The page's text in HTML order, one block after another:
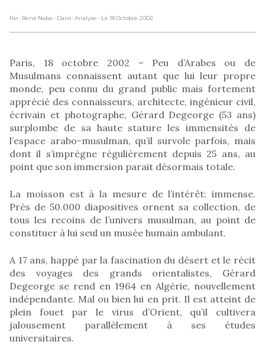
Par : René Naba - Dans : Analyse - Le 18 Octobre 2002
Paris, 18 octobre 2002 – Peu d’Arabes ou de
Musulmans connaissent autant que lui leur propre
monde, peu connu du grand public mais fortement
apprécié des connaisseurs, architecte, ingénieur civil,
écrivain et photographe, Gérard Degeorge (53 ans)
surplombe de sa haute stature les immensités de
l’espace arabo-musulman, qu’il survole parfois, mais
dont il s’imprègne régulièrement depuis 25 ans, au
point que son immersion parait désormais totale.
La moisson est à la mesure de l’intérêt: immense.
Près de 50.000 diapositives ornent sa collection, de
tous les recoins de l’univers musulman, au point de
constituer à lui seul un musée humain ambulant.
A 17 ans, happé par la fascination du désert et le récit
des voyages des grands orientalistes, Gérard
Degeorge se rend en 1964 en Algérie, nouvellement
indépendante. Mal ou bien lui en prit. Il est atteint de
plein fouet par le virus d’Orient, qu’il cultivera
jalousement parallèlement à ses études
universitaires.